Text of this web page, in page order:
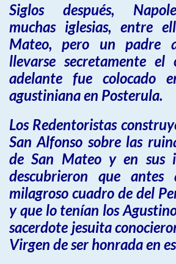
Siglos después,
muchas iglesias, entre
Mateo, pero un padre
llevarse secretamente
adelante fue colocado
agustiniana en Posterula.
Los Redentoristas
San Alfonso sobre las
de San Mateo y en sus
descubrieron que
milagroso cuadro de del
y que lo tenían los
sacerdote jesuita
Virgen de ser honrada en